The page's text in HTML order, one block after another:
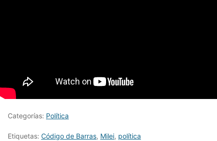
Categorías: Política
Etiquetas: Código de Barras, Milei, política